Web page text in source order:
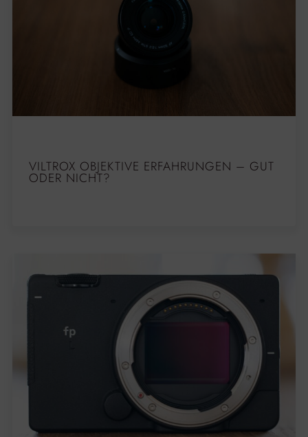
VILTROX OBJEKTIVE ERFAHRUNGEN – GUT
ODER NICHT?